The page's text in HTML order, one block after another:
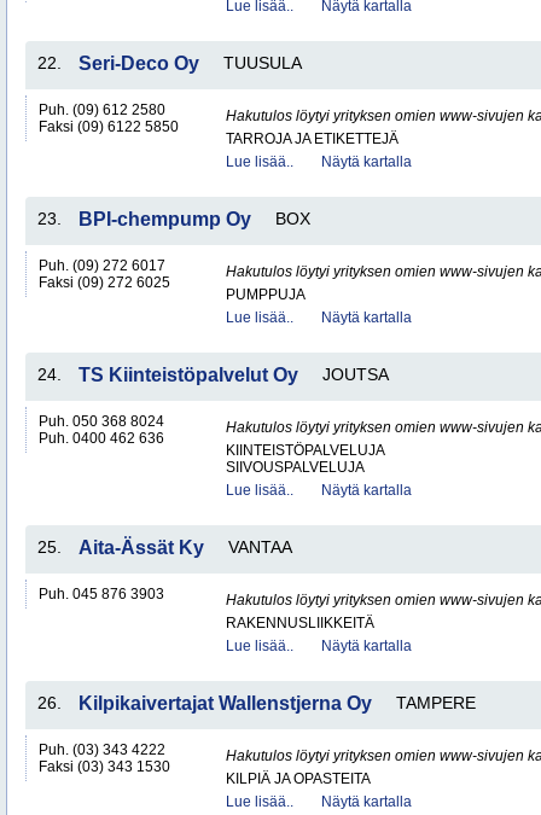
Lue lisää.. Näytä kartalla
22. Seri-Deco Oy TUUSULA
Puh. (09) 612 2580
Faksi (09) 6122 5850
Hakutulos löytyi yrityksen omien www-sivujen
TARROJA JA ETIKETTEJÄ
Lue lisää..
Näytä kartalla
23. BPI-chempump Oy BOX
Puh. (09) 272 6017
Faksi (09) 272 6025
Hakutulos löytyi yrityksen omien www-sivujen
PUMPPUJA
Lue lisää..
Näytä kartalla
24. TS Kiinteistöpalvelut Oy JOUTSA
Puh. 050 368 8024
Puh. 0400 462 636
Hakutulos löytyi yrityksen omien www-sivujen
KIINTEISTÖPALVELUJA
SIIVOUSPALVELUJA
Lue lisää..
Näytä kartalla
25. Aita-Ässät Ky VANTAA
Puh. 045 876 3903
Hakutulos löytyi yrityksen omien www-sivujen
RAKENNUSLIIKKEITÄ
Lue lisää..
Näytä kartalla
26. Kilpikaivertajat Wallenstjerna Oy TAMPERE
Puh. (03) 343 4222
Faksi (03) 343 1530
Hakutulos löytyi yrityksen omien www-sivujen
KILPIÄ JA OPASTEITA
Lue lisää..
Näytä kartalla